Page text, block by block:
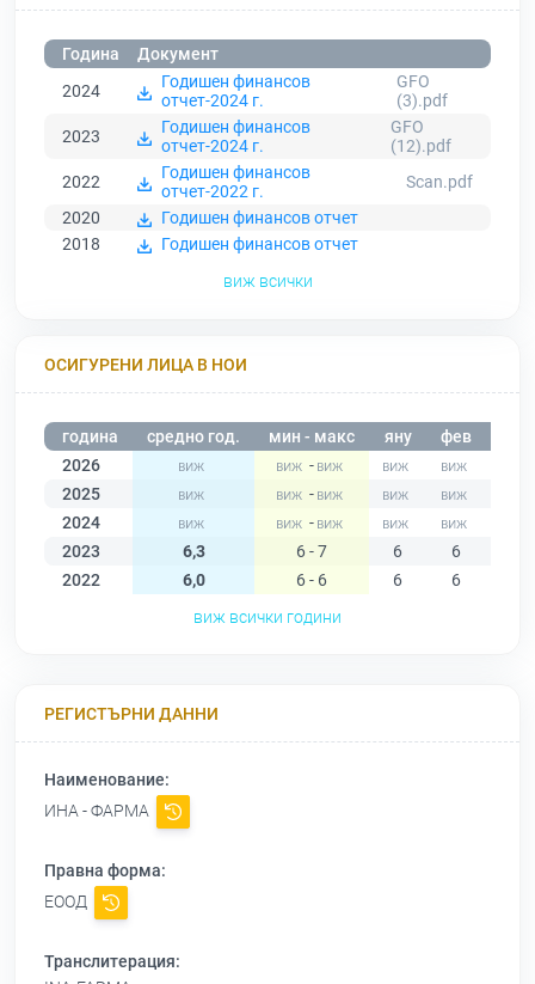
Година
Документ
2024
Годишен финансов
отчет-2024 г.
GFO
(3).pdf
2023
Годишен финансов
отчет-2024 г.
GFO
(12).pdf
2022
Годишен финансов
отчет-2022 г.
Scan.pdf
2020
Годишен финансов отчет
2018
Годишен финансов отчет
виж всички
ОСИГУРЕНИ ЛИЦА В НОИ
година средно год. мин - макс яну фев
2026
-
2025
-
2024
-
2023
6,3 6 - 7 6 6
2022
6,0 6 - 6 6 6
виж всички години
РЕГИСТЪРНИ ДАННИ
Наименование:
ИНА - ФАРМА
Правна форма:
ЕООД
Транслитерация: